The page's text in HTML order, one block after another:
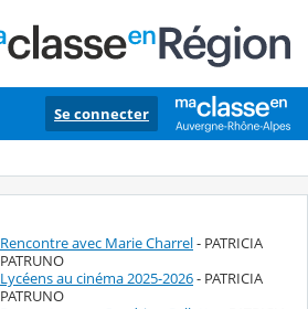
Se connecter
Rencontre avec Marie Charrel- PATRICIA
PATRUNO
Lycéens au cinéma 2025-2026- PATRICIA
PATRUNO